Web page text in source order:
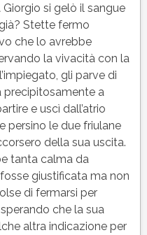
si gelò il sangue
Stette fermo
che lo avrebbe
la vivacità con la
gli parve di
precipitosamente a
e uscì dall’atrio
persino le due friulane
della sua uscita.
tanta calma da
giustificata ma non
di fermarsi per
che la sua
altra indicazione per